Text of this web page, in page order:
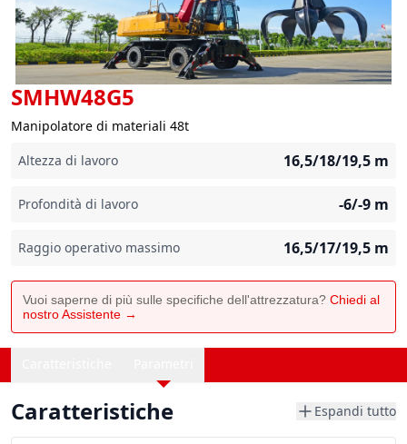
SMHW48G5
Manipolatore di materiali 48t
Altezza di lavoro
16,5/18/19,5 m
Profondità di lavoro -6/-9 m
Raggio operativo massimo 16,5/17/19,5 m
Vuoi saperne di più sulle specifiche dell'attrezzatura? Chiedi al
nostro Assistente →
Caratteristiche Espandi tutto